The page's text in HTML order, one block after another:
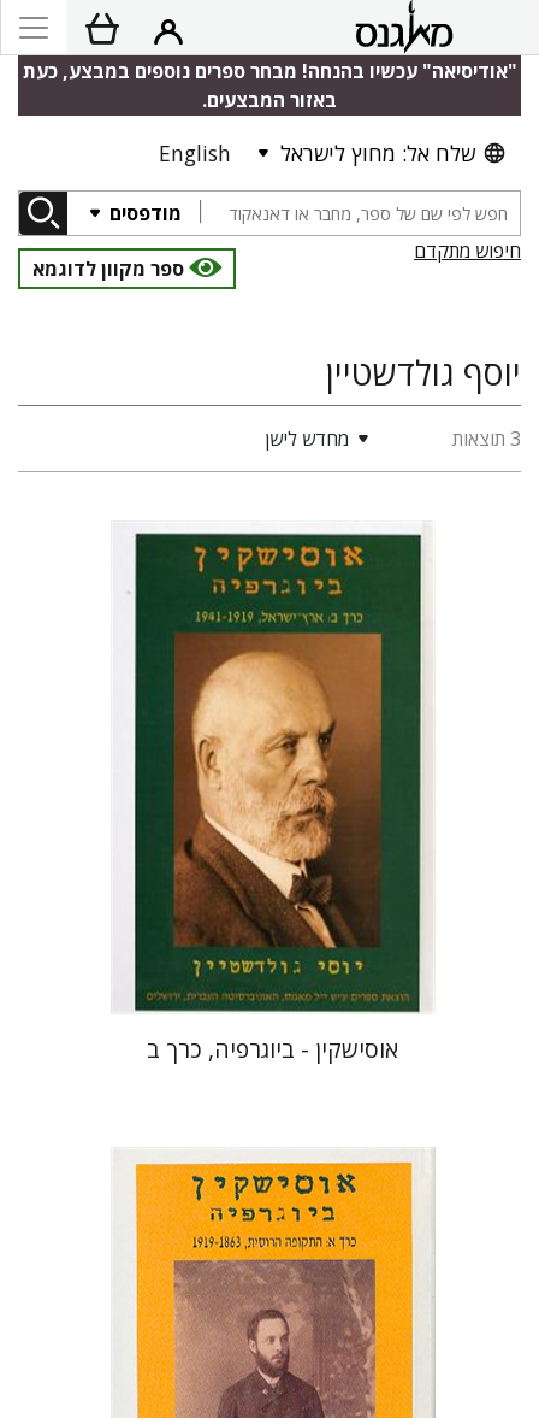
"אודיסיאה" עכשיו בהנחה! מבחר ספרים נוספים במבצע, כעת
באזור המבצעים.
שלח אל: מחוץ לישראל English
מודפסים
חיפוש מתקדם
ספר מקוון לדוגמא
יוסף גולדשטיין
3 תוצאות מחדש לישן
יוסף גולדשטיין
הנחת אתר ספר מודפס
$31
$28
אוסישקין - ביוגרפיה, כרך ב
יוסף גולדשטיין